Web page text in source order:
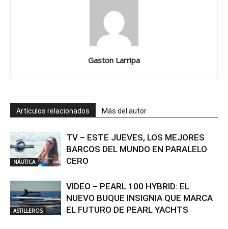
Gaston Larripa
Artículos relacionados Más del autor
NÁUTICA
TV – ESTE JUEVES, LOS MEJORES
BARCOS DEL MUNDO EN PARALELO
CERO
ASTILLEROS
VIDEO – PEARL 100 HYBRID: EL
NUEVO BUQUE INSIGNIA QUE MARCA
EL FUTURO DE PEARL YACHTS